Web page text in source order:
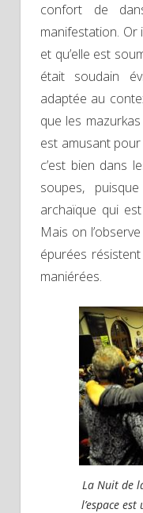
confort de
manifestation.
et qu’elle est
était soudain
adaptée au
que les
est amusant
c’est bien dans
soupes,
archaïque qui
Mais on
épurées
maniérées.
La Nuit de
l’espace